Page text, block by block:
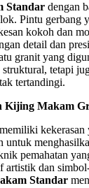
Standar dengan
Pintu gerbang
kokoh dan
detail dan
granit yang
tetapi
tertandingi.
Kijing Makam
untuk
pemahatan
artistik dan
Standar